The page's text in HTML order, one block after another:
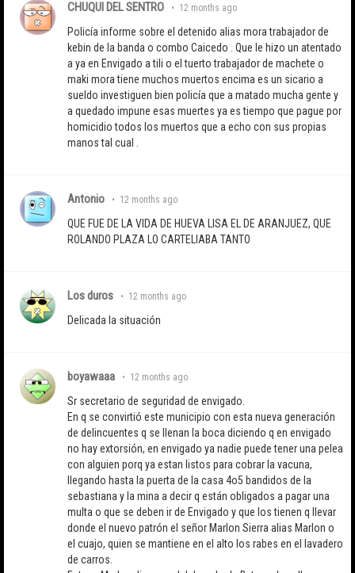
CHUQUI DEL SENTRO • 12 months ago
Policía informe sobre el detenido alias mora trabajador de
kebin de la banda o combo Caicedo . Que le hizo un atentado
a ya en Envigado a tili o el tuerto trabajador de machete o
maki mora tiene muchos muertos encima es un sicario a
sueldo investiguen bien policía que a matado mucha gente y
a quedado impune esas muertes ya es tiempo que pague por
homicidio todos los muertos que a echo con sus propias
manos tal cual .
Antonio • 12 months ago
QUE FUE DE LA VIDA DE HUEVA LISA EL DE ARANJUEZ, QUE
ROLANDO PLAZA LO CARTELIABA TANTO
Los duros • 12 months ago
Delicada la situación
boyawaaa • 12 months ago
Sr secretario de seguridad de envigado.
En q se convirtió este municipio con esta nueva generación
de delincuentes q se llenan la boca diciendo q en envigado
no hay extorsión, en envigado ya nadie puede tener una pelea
con alguien porq ya estan listos para cobrar la vacuna,
llegando hasta la puerta de la casa 4o5 bandidos de la
sebastiana y la mina a decir q están obligados a pagar una
multa o que se deben ir de Envigado y que los tienen q llevar
donde el nuevo patrón el señor Marlon Sierra alias Marlon o
el cuajo, quien se mantiene en el alto los rabes en el lavadero
de carros.